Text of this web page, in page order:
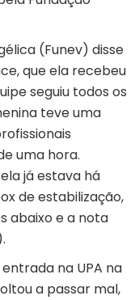
(Funev) disse
que ela recebeu
seguiu todos os
teve uma
uma hora.
já estava há
de estabilização,
abaixo e a nota
na UPA na
a passar mal,